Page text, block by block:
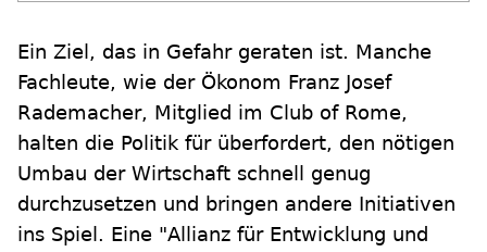
Ein Ziel, das in Gefahr geraten ist. Manche
Fachleute, wie der Ökonom Franz Josef
Rademacher, Mitglied im Club of Rome,
halten die Politik für überfordert, den nötigen
Umbau der Wirtschaft schnell genug
durchzusetzen und bringen andere Initiativen
ins Spiel. Eine "Allianz für Entwicklung und